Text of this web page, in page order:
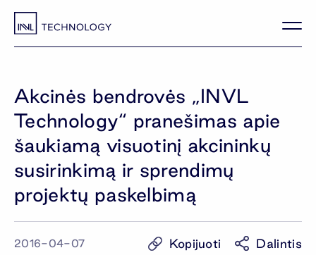
Akcinės bendrovės „INVL
Technology“ pranešimas apie
šaukiamą visuotinį akcininkų
susirinkimą ir sprendimų
projektų paskelbimą
2016-04-07 Kopijuoti Dalintis